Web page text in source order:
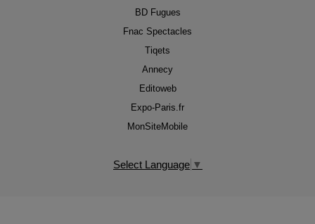
BD Fugues
Fnac Spectacles
Tiqets
Annecy
Editoweb
Expo-Paris.fr
MonSiteMobile
Select Language ▼